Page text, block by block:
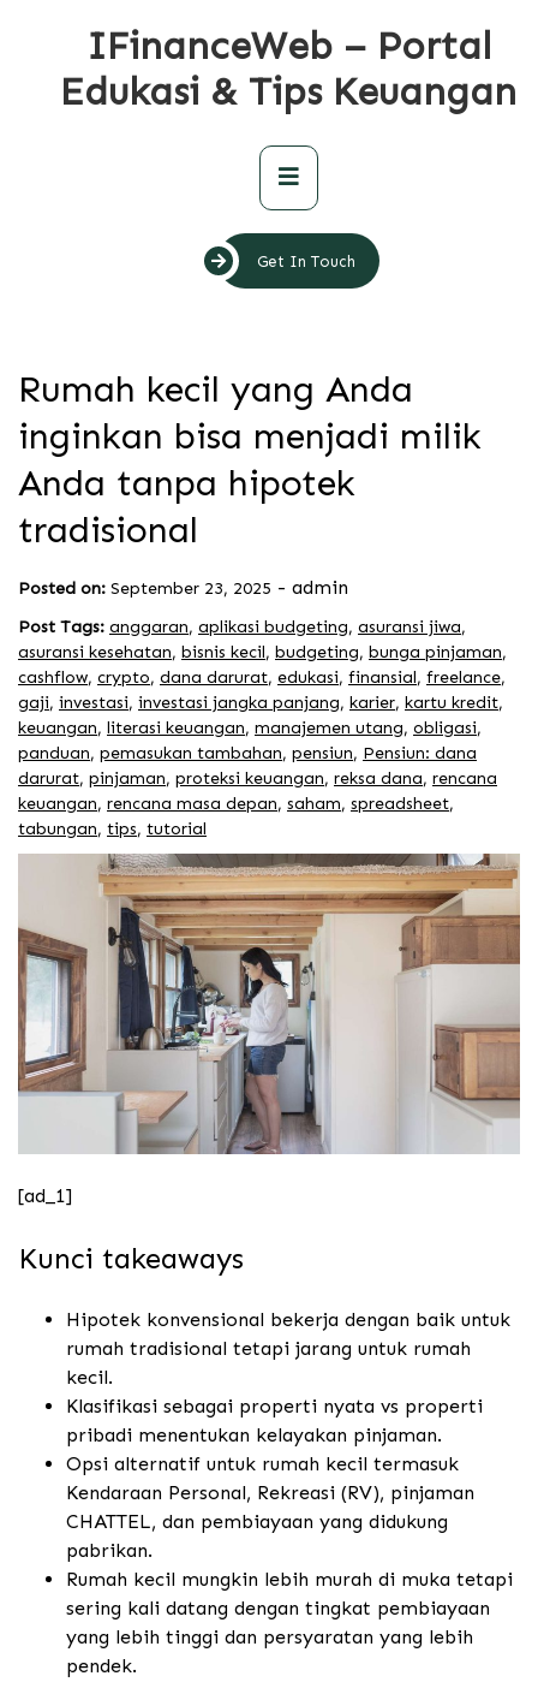
IFinanceWeb – Portal
Edukasi & Tips Keuangan
Primary
Menu
Get In Touch
Rumah kecil yang Anda
inginkan bisa menjadi milik
Anda tanpa hipotek
tradisional
Posted on: September 23, 2025 - admin
Post Tags: anggaran, aplikasi budgeting, asuransi jiwa,
asuransi kesehatan, bisnis kecil, budgeting, bunga pinjaman,
cashflow, crypto, dana darurat, edukasi, finansial, freelance,
gaji, investasi, investasi jangka panjang, karier, kartu kredit,
keuangan, literasi keuangan, manajemen utang, obligasi,
panduan, pemasukan tambahan, pensiun, Pensiun: dana
darurat, pinjaman, proteksi keuangan, reksa dana, rencana
keuangan, rencana masa depan, saham, spreadsheet,
tabungan, tips, tutorial
[ad_1]
Kunci takeaways
Hipotek konvensional bekerja dengan baik untuk
rumah tradisional tetapi jarang untuk rumah
kecil.
Klasifikasi sebagai properti nyata vs properti
pribadi menentukan kelayakan pinjaman.
Opsi alternatif untuk rumah kecil termasuk
Kendaraan Personal, Rekreasi (RV), pinjaman
CHATTEL, dan pembiayaan yang didukung
pabrikan.
Rumah kecil mungkin lebih murah di muka tetapi
sering kali datang dengan tingkat pembiayaan
yang lebih tinggi dan persyaratan yang lebih
pendek.